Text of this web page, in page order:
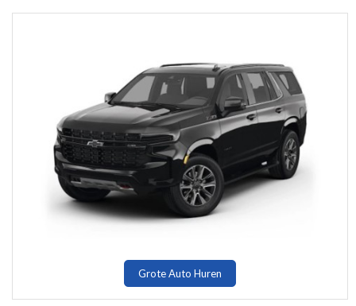
Grote Auto Huren